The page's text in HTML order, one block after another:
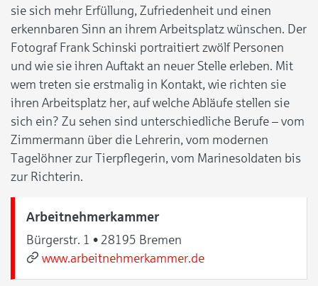
sie sich mehr Erfüllung, Zufriedenheit und einen
erkennbaren Sinn an ihrem Arbeitsplatz wünschen. Der
Fotograf Frank Schinski portraitiert zwölf Personen
und wie sie ihren Auftakt an neuer Stelle erleben. Mit
wem treten sie erstmalig in Kontakt, wie richten sie
ihren Arbeitsplatz her, auf welche Abläufe stellen sie
sich ein? Zu sehen sind unterschiedliche Berufe – vom
Zimmermann über die Lehrerin, vom modernen
Tagelöhner zur Tierpflegerin, vom Marinesoldaten bis
zur Richterin.
Arbeitnehmerkammer
Bürgerstr. 1 • 28195 Bremen
www.arbeitnehmerkammer.de